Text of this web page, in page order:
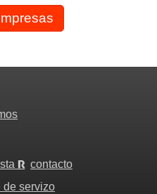
R contacto
de servizo